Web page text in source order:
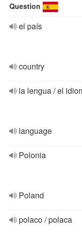
Question
el país
country
la lengua / el
language
Polonia
Poland
polaco / polaca